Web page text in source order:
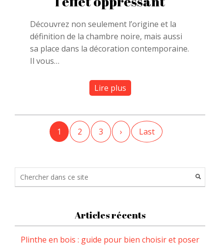
Découvrez non seulement l’origine et la
définition de la chambre noire, mais aussi
sa place dans la décoration contemporaine.
Il vous…
Lire plus
1 2 3 › Last
Articles récents
Plinthe en bois : guide pour bien choisir et poser